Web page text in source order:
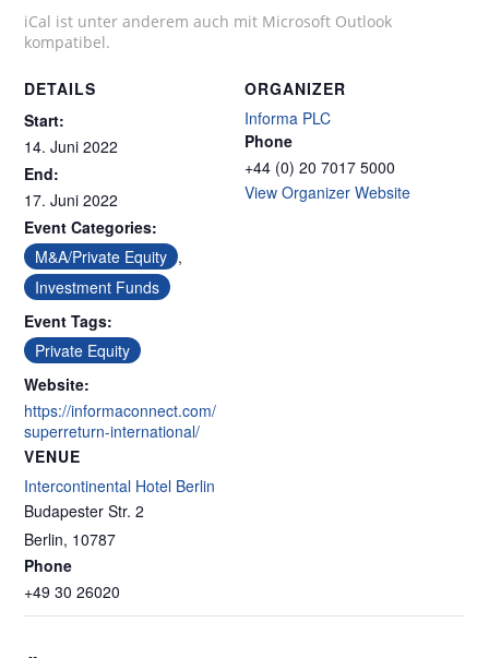
iCal ist unter anderem auch mit Microsoft Outlook
kompatibel.
DETAILS
Start:
14. Juni 2022
End:
17. Juni 2022
Event Categories:
M&A/Private Equity ,
Investment Funds
Event Tags:
Private Equity
Website:
https://informaconnect.com/
superreturn-international/
VENUE
Intercontinental Hotel Berlin
Budapester Str. 2
Berlin, 10787
Phone
+49 30 26020
ORGANIZER
Informa PLC
Phone
+44 (0) 20 7017 5000
View Organizer Website